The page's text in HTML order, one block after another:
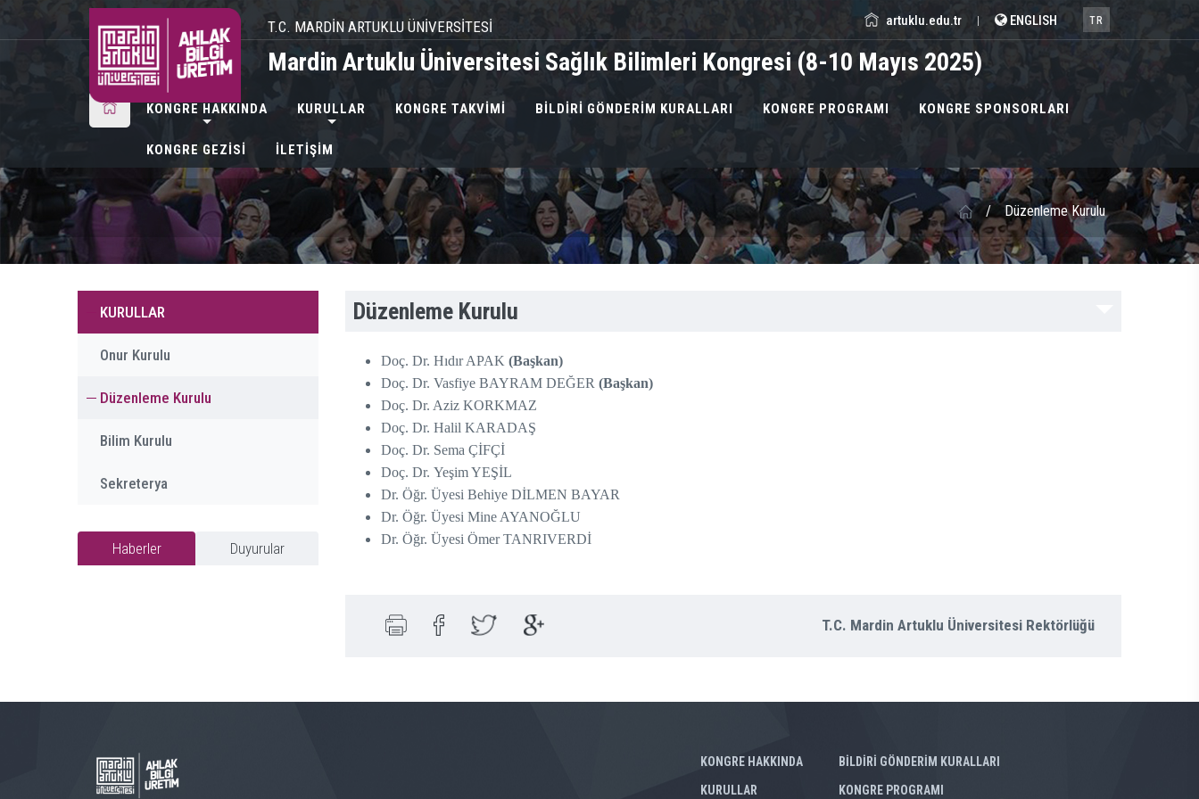
artuklu.edu.tr | ENGLISH TR
T.C. MARDİN ARTUKLU ÜNİVERSİTESİ
Mardin Artuklu Üniversitesi Sağlık Bilimleri Kongresi (8-10 Mayıs 2025)
KONGRE HAKKINDA KURULLAR KONGRE TAKVİMİ BİLDİRİ GÖNDERİM KURALLARI KONGRE PROGRAMI KONGRE SPONSORLARI
KONGRE GEZİSİ İLETİŞİM
/ Düzenleme Kurulu
KURULLAR
Onur Kurulu
Düzenleme Kurulu
Bilim Kurulu
Sekreterya
Haberler Duyurular
Düzenleme Kurulu
Doç. Dr. Hıdır APAK (Başkan)
Doç. Dr. Vasfiye BAYRAM DEĞER (Başkan)
Doç. Dr. Aziz KORKMAZ
Doç. Dr. Halil KARADAŞ
Doç. Dr. Sema ÇİFÇİ
Doç. Dr. Yeşim YEŞİL
Dr. Öğr. Üyesi Behiye DİLMEN BAYAR
Dr. Öğr. Üyesi Mine AYANOĞLU
Dr. Öğr. Üyesi Ömer TANRIVERDİ
T.C. Mardin Artuklu Üniversitesi Rektörlüğü
KONGRE HAKKINDA
KURULLAR
BİLDİRİ GÖNDERİM KURALLARI
KONGRE PROGRAMI